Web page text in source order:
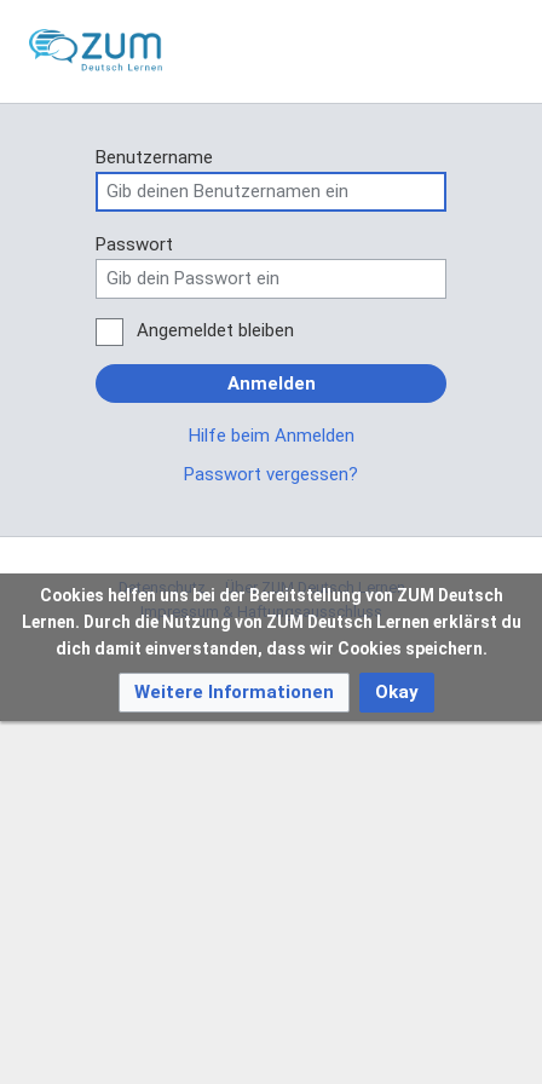
Benutzername
Passwort
Angemeldet bleiben
Anmelden
Hilfe beim Anmelden
Passwort vergessen?
Datenschutz
Über ZUM Deutsch Lernen
Impressum & Haftungsausschluss
Cookies helfen uns bei der Bereitstellung von ZUM Deutsch
Lernen. Durch die Nutzung von ZUM Deutsch Lernen erklärst du
dich damit einverstanden, dass wir Cookies speichern.
Weitere Informationen Okay